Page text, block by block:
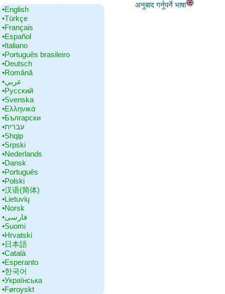
•‎English
•‎Türkçe
•‎Français
•‎Español
•‎Italiano
•‎Português brasileiro
•‎Deutsch
•‎Română
•‎عربي
•‎Русский
•‎Svenska
•‎Ελληνικά
•‎Български
•‎עברית
•‎Shqip
•‎Srpski
•‎Nederlands
•‎Dansk
•‎Português
•‎Polski
•‎汉语(简体)
•‎Lietuvių
•‎Norsk
•‎فارسی
•‎Suomi
•‎Hrvatski
•‎日本語
•‎Català
•‎Esperanto
•‎한국어
•‎Українська
•‎Føroyskt
अनुबाद गर्नुपर्ने भाषा